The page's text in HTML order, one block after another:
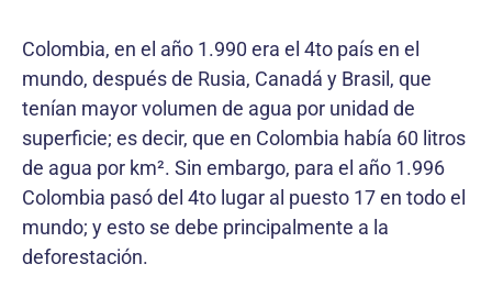
Colombia, en el año 1.990 era el 4to país en el
mundo, después de Rusia, Canadá y Brasil, que
tenían mayor volumen de agua por unidad de
superficie; es decir, que en Colombia había 60 litros
de agua por km². Sin embargo, para el año 1.996
Colombia pasó del 4to lugar al puesto 17 en todo el
mundo; y esto se debe principalmente a la
deforestación.